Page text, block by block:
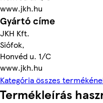
www.jkh.hu
Gyártó címe
JKH Kft.
Siófok,
Honvéd u. 1/C
www.jkh.hu
Kategória összes
Termékleírás